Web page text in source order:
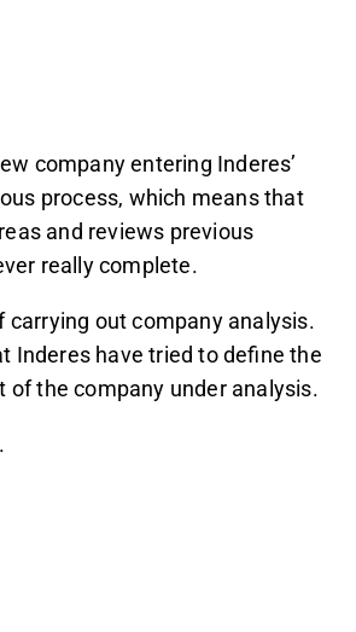
company entering Inderes’
process, which means that
and reviews previous
really complete.
carrying out company analysis.
Inderes have tried to define the
of the company under analysis.